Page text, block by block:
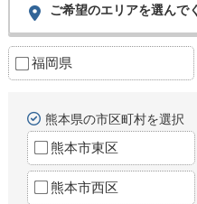
ご希望のエリアを選んで
福岡県
熊本県の市区町村を選択
熊本市東区
熊本市西区